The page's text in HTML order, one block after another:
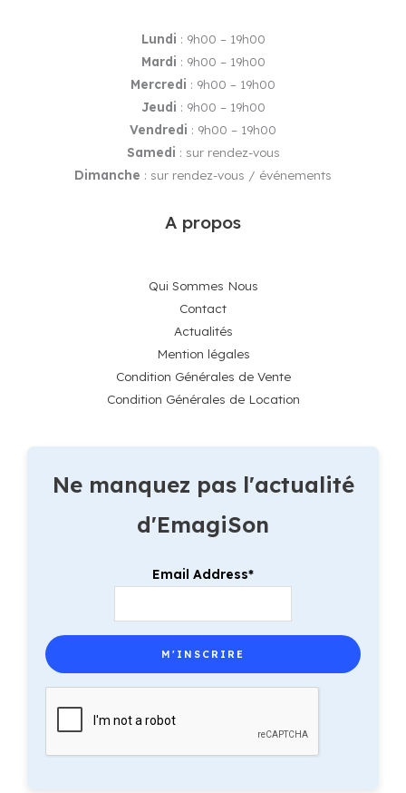
Lundi : 9h00 – 19h00
Mardi : 9h00 – 19h00
Mercredi : 9h00 – 19h00
Jeudi : 9h00 – 19h00
Vendredi : 9h00 – 19h00
Samedi : sur rendez-vous
Dimanche : sur rendez-vous / événements
A propos
Qui Sommes Nous
Contact
Actualités
Mention légales
Condition Générales de Vente
Condition Générales de Location
Ne manquez pas l'actualité
d'EmagiSon
Email Address*